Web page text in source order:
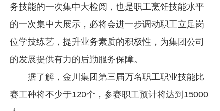
务技能的一次集中大检阅，也是职工烹饪技能水平
的一次集中大展示，必将会进一步调动职工立足岗
位学技练艺，提升业务素质的积极性，为集团公司
的发展提供有力的后勤服务保障。
据了解，金川集团第三届万名职工职业技能比
赛工种将不少于120个，参赛职工预计将达到15000